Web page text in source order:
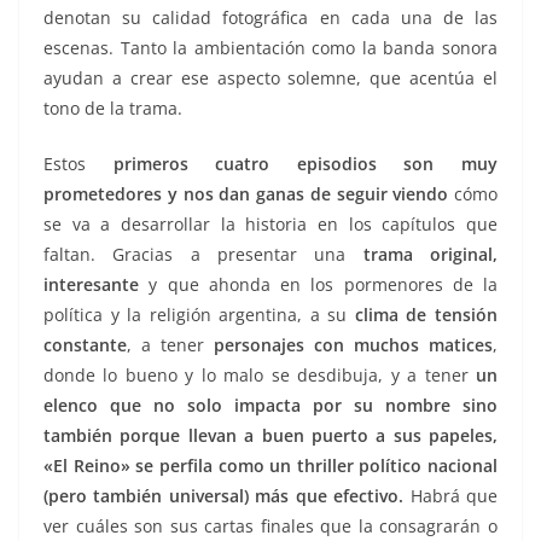
denotan su calidad fotográfica en cada una de las
escenas. Tanto la ambientación como la banda sonora
ayudan a crear ese aspecto solemne, que acentúa el
tono de la trama.
Estos primeros cuatro episodios son muy
prometedores y nos dan ganas de seguir viendo cómo
se va a desarrollar la historia en los capítulos que
faltan. Gracias a presentar una trama original,
interesante y que ahonda en los pormenores de la
política y la religión argentina, a su clima de tensión
constante, a tener personajes con muchos matices,
donde lo bueno y lo malo se desdibuja, y a tener un
elenco que no solo impacta por su nombre sino
también porque llevan a buen puerto a sus papeles,
«El Reino» se perfila como un thriller político nacional
(pero también universal) más que efectivo. Habrá que
ver cuáles son sus cartas finales que la consagrarán o